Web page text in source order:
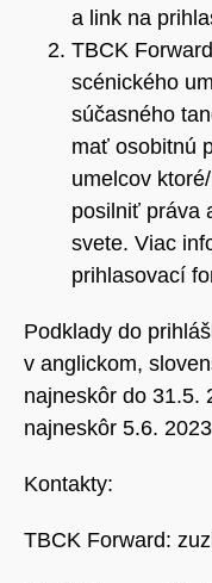
a link na
TBCK
scénického
súčasného
mať osobitnú
umelcov
posilniť práva
svete. Viac
prihlasovací
Podklady do
v anglickom,
najneskôr do 31.5.
najneskôr 5.6. 2023
Kontakty:
TBCK Forward: